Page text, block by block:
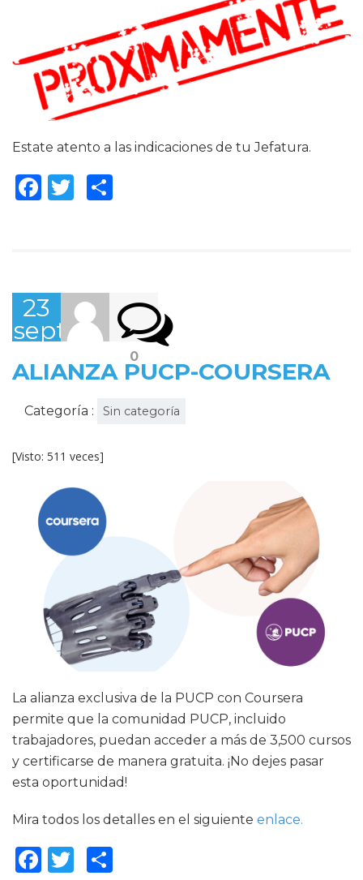
Estate atento a las indicaciones de tu Jefatura.
Facebook
Twitter
23
septiembre,
0
ALIANZA PUCP-COURSERA
Categoría : Sin categoría
[Visto: 511 veces]
La alianza exclusiva de la PUCP con Coursera
permite que la comunidad PUCP, incluido
trabajadores, puedan acceder a más de 3,500 cursos
y certificarse de manera gratuita. ¡No dejes pasar
esta oportunidad!
Mira todos los detalles en el siguiente enlace.
Facebook
Twitter